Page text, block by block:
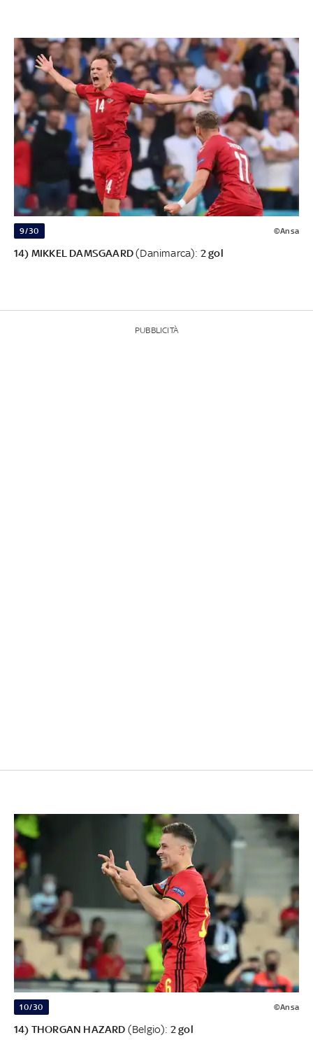
9/30 ©Ansa
14) MIKKEL DAMSGAARD(Danimarca): 2 gol
PUBBLICITÀ
10/30 ©Ansa
14) THORGAN HAZARD (Belgio): 2 gol